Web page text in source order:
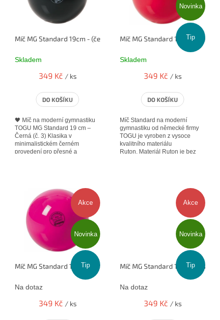
Míč MG Standard 19cm - (černá č.3)
Skladem
349 Kč / ks
DO KOŠÍKU
🖤 Míč na moderní gymnastiku
TOGU MG Standard 19 cm –
Černá (č. 3) Klasika v
minimalistickém černém
provedení pro přesné a
Novinka
Tip
Míč MG Standard 19cm -
Skladem
349 Kč / ks
DO KOŠÍKU
Míč Standard na moderní
gymnastiku od německé firmy
TOGU je vyroben z vysoce
kvalitního materiálu
Ruton. Materiál Ruton je bez
Akce
Novinka
Tip
Míč MG Standard 19cm - (anemone č.11)
Na dotaz
349 Kč / ks
Akce
Novinka
Tip
Míč MG Standard 19cm - (lila
Na dotaz
349 Kč / ks